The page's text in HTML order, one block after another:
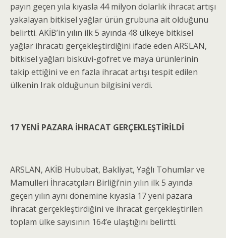
payın geçen yıla kıyasla 44 milyon dolarlık ihracat artışı
yakalayan bitkisel yağlar ürün grubuna ait olduğunu
belirtti. AKİB’in yılın ilk 5 ayında 48 ülkeye bitkisel
yağlar ihracatı gerçekleştirdiğini ifade eden ARSLAN,
bitkisel yağları bisküvi-gofret ve maya ürünlerinin
takip ettiğini ve en fazla ihracat artışı tespit edilen
ülkenin Irak olduğunun bilgisini verdi.
17 YENİ PAZARA İHRACAT GERÇEKLEŞTİRİLDİ
ARSLAN, AKİB Hububat, Bakliyat, Yağlı Tohumlar ve
Mamulleri İhracatçıları Birliği’nin yılın ilk 5 ayında
geçen yılın aynı dönemine kıyasla 17 yeni pazara
ihracat gerçekleştirdiğini ve ihracat gerçekleştirilen
toplam ülke sayısının 164’e ulaştığını belirtti.